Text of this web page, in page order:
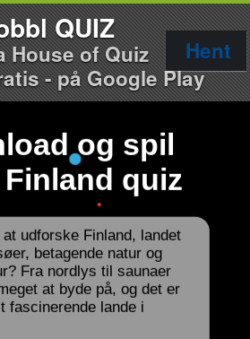
QUIZ
House of Quiz
- på Google Play
Hent
og spil
quiz
udforske Finland, landet
betagende natur og
Fra nordlys til saunaer
at byde på, og det er
fascinerende lande i